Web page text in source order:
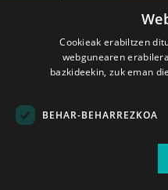
Cookieak erabiltzen
webgunearen
bazkideekin, zuk eman
BEHAR-BEHARREZKOA